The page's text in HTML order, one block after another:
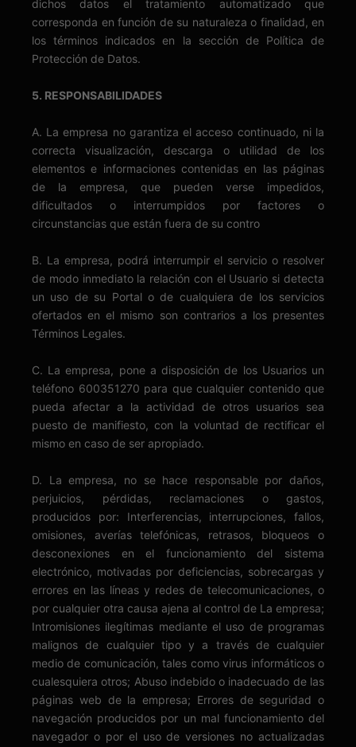
dichos datos el tratamiento automatizado que
corresponda en función de su naturaleza o finalidad, en
los términos indicados en la sección de Política de
Protección de Datos.
5. RESPONSABILIDADES
A. La empresa no garantiza el acceso continuado, ni la
correcta visualización, descarga o utilidad de los
elementos e informaciones contenidas en las páginas
de la empresa, que pueden verse impedidos,
dificultados o interrumpidos por factores o
circunstancias que están fuera de su contro
B. La empresa, podrá interrumpir el servicio o resolver
de modo inmediato la relación con el Usuario si detecta
un uso de su Portal o de cualquiera de los servicios
ofertados en el mismo son contrarios a los presentes
Términos Legales.
C. La empresa, pone a disposición de los Usuarios un
teléfono 600351270 para que cualquier contenido que
pueda afectar a la actividad de otros usuarios sea
puesto de manifiesto, con la voluntad de rectificar el
mismo en caso de ser apropiado.
D. La empresa, no se hace responsable por daños,
perjuicios, pérdidas, reclamaciones o gastos,
producidos por: Interferencias, interrupciones, fallos,
omisiones, averías telefónicas, retrasos, bloqueos o
desconexiones en el funcionamiento del sistema
electrónico, motivadas por deficiencias, sobrecargas y
errores en las líneas y redes de telecomunicaciones, o
por cualquier otra causa ajena al control de La empresa;
Intromisiones ilegítimas mediante el uso de programas
malignos de cualquier tipo y a través de cualquier
medio de comunicación, tales como virus informáticos o
cualesquiera otros; Abuso indebido o inadecuado de las
páginas web de la empresa; Errores de seguridad o
navegación producidos por un mal funcionamiento del
navegador o por el uso de versiones no actualizadas